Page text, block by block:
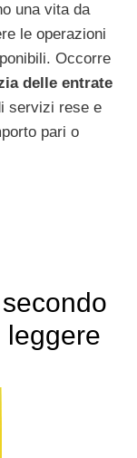
una vita da
le operazioni
Occorre
delle entrate
servizi rese e
pari o
leggere